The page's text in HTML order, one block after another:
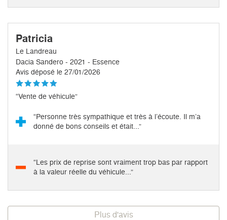
Patricia
Le Landreau
Dacia Sandero - 2021 - Essence
Avis déposé le 27/01/2026
“Vente de véhicule”
“Personne très sympathique et très à l’écoute. Il m’a
donné de bons conseils et était...”
“Les prix de reprise sont vraiment trop bas par rapport
à la valeur réelle du véhicule...”
Plus d'avis